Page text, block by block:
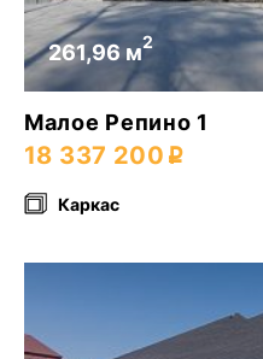
261,96 м2
Малое Репино 1
18 337 200
Каркас